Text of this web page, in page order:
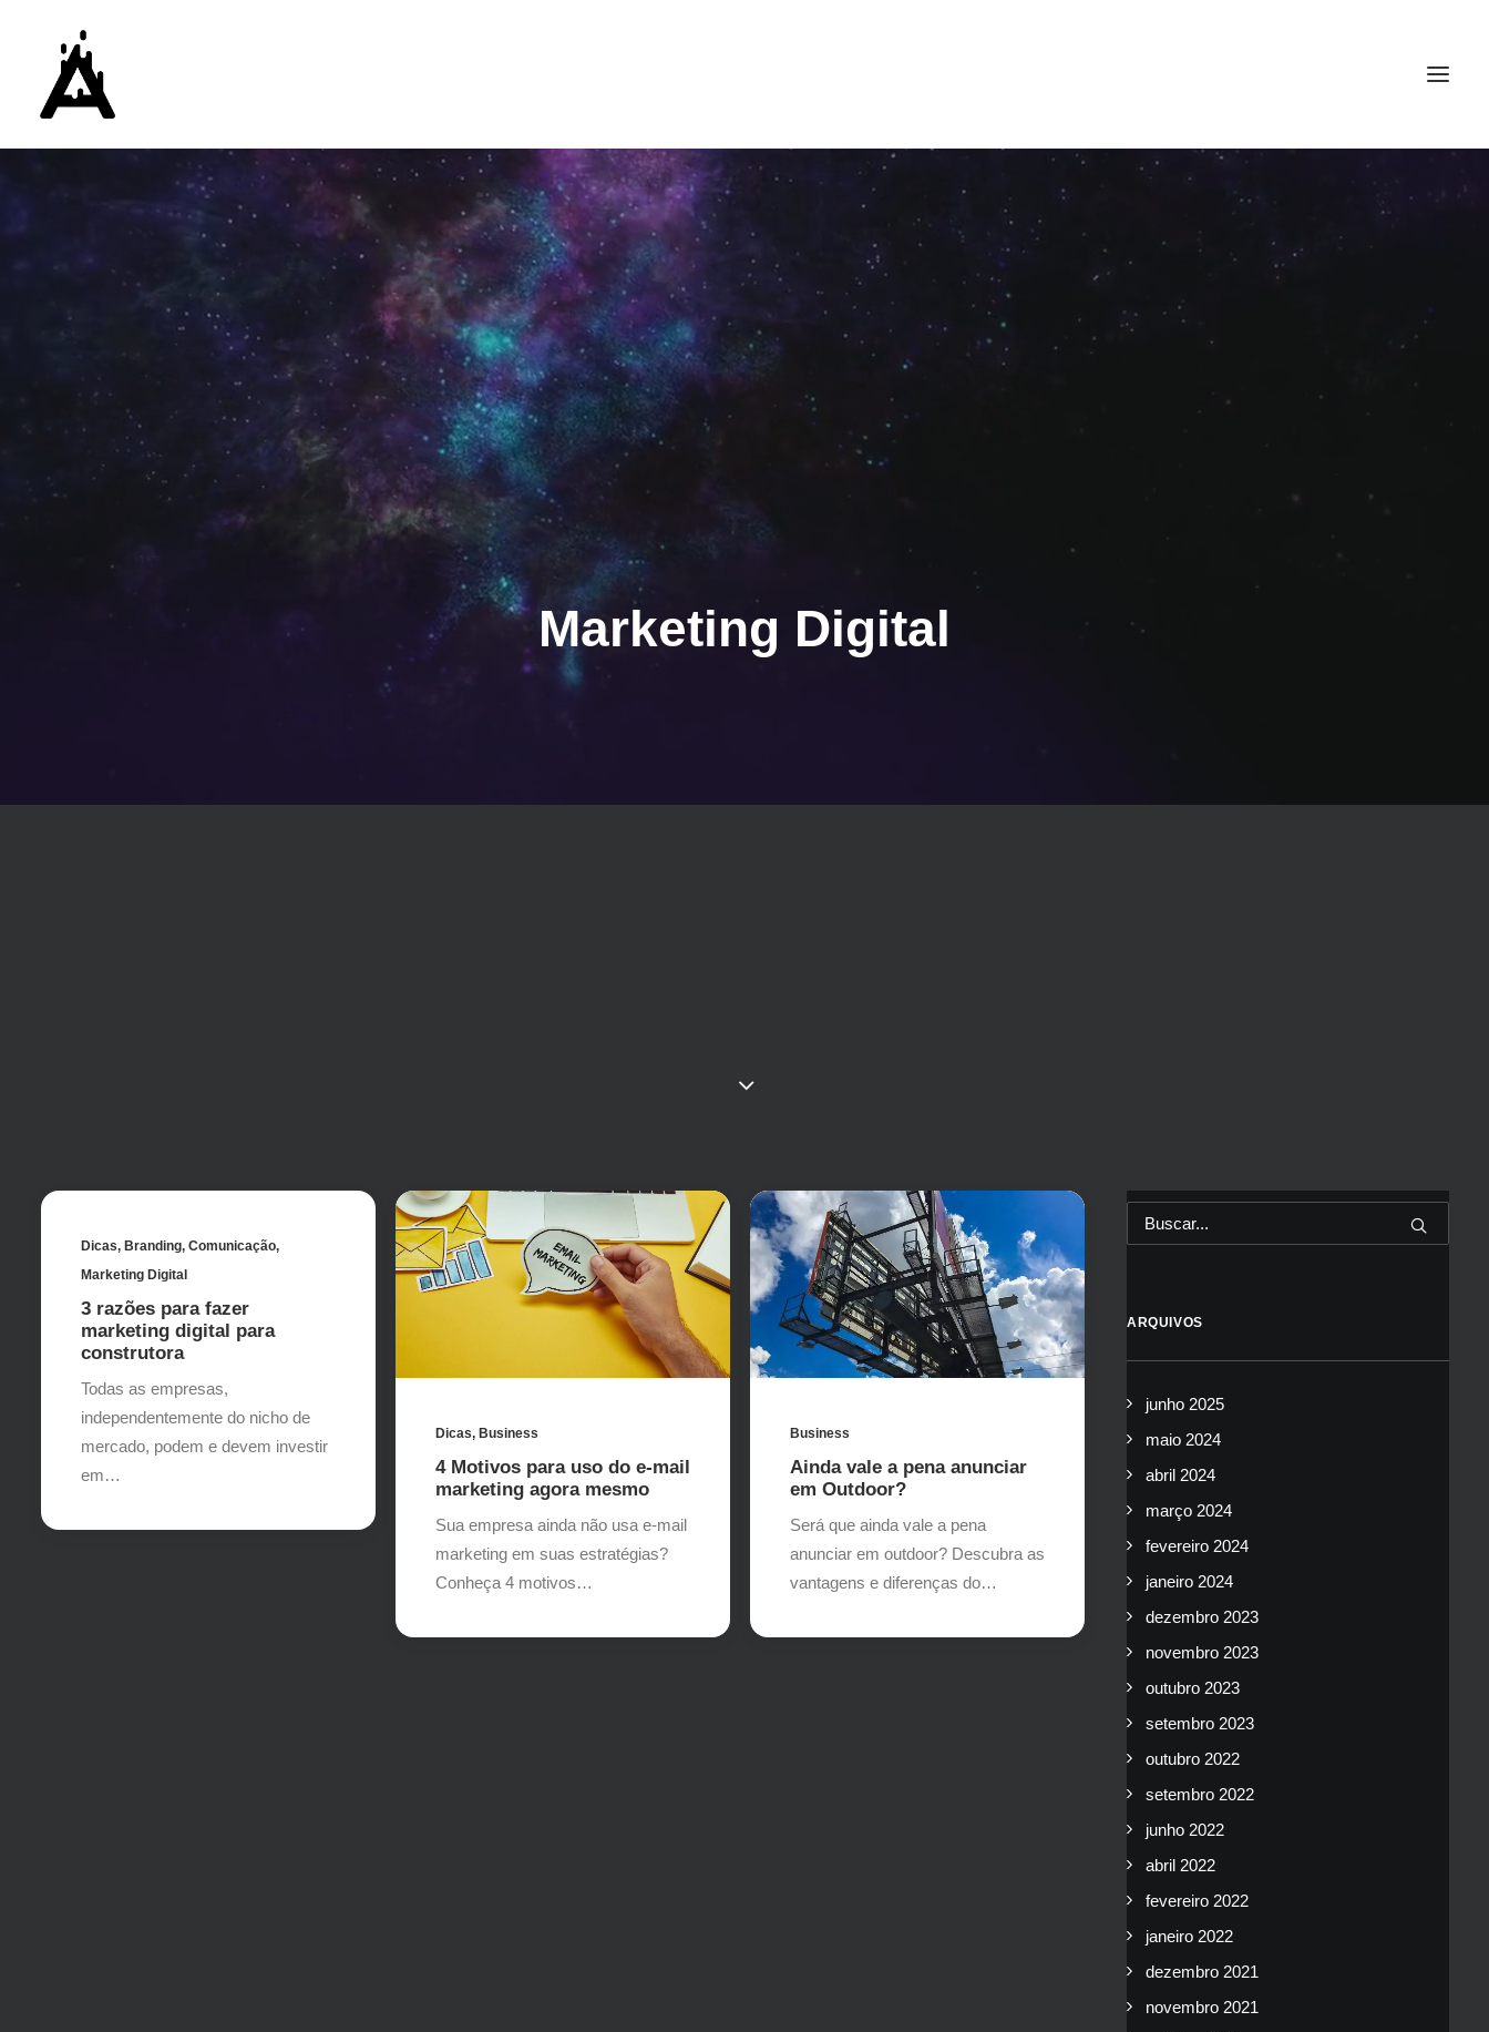
Marketing Digital
Dicas, Branding, Comunicação,
Marketing Digital
3 razões para fazer
marketing digital para
construtora
Todas as empresas,
independentemente do nicho de
mercado, podem e devem investir
em…
Dicas, Business
4 Motivos para uso do e-mail
marketing agora mesmo
Sua empresa ainda não usa e-mail
marketing em suas estratégias?
Conheça 4 motivos…
Business
Ainda vale a pena anunciar
em Outdoor?
Será que ainda vale a pena
anunciar em outdoor? Descubra as
vantagens e diferenças do…
ARQUIVOS
junho 2025
maio 2024
abril 2024
março 2024
fevereiro 2024
janeiro 2024
dezembro 2023
novembro 2023
outubro 2023
setembro 2023
outubro 2022
setembro 2022
junho 2022
abril 2022
fevereiro 2022
janeiro 2022
dezembro 2021
novembro 2021